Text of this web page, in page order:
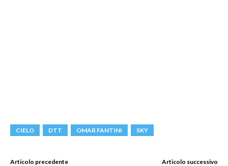
CIELO DTT OMAR FANTINI SKY
Articolo precedente Articolo successivo